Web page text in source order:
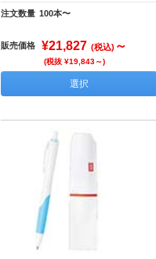
注文数量 100本〜
販売価格 ¥21,827 (税込) ～
(税抜 ¥19,843～)
選択